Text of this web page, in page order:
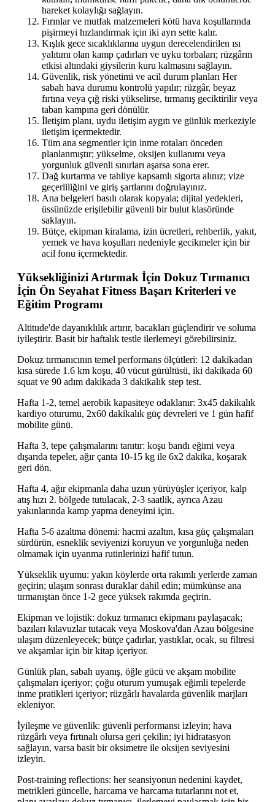
hareket kolaylığı sağlayın.
Fırınlar ve mutfak malzemeleri kötü hava koşullarında
pişirmeyi hızlandırmak için iki ayrı sette kalır.
Kışlık gece sıcaklıklarına uygun derecelendirilen ısı
yalıtımı olan kamp çadırları ve uyku torbaları; rüzgârın
etkisi altındaki giysilerin kuru kalmasını sağlayın.
Güvenlik, risk yönetimi ve acil durum planları Her
sabah hava durumu kontrolü yapılır; rüzgâr, beyaz
fırtına veya çığ riski yükselirse, tırmanış geciktirilir veya
taban kampına geri dönülür.
İletişim planı, uydu iletişim aygıtı ve günlük merkeziyle
iletişim içermektedir.
Tüm ana segmentler için inme rotaları önceden
planlanmıştır; yükselme, oksijen kullanımı veya
yorgunluk güvenli sınırları aşarsa sona erer.
Dağ kurtarma ve tahliye kapsamlı sigorta alınız; vize
geçerliliğini ve giriş şartlarını doğrulayınız.
Ana belgeleri basılı olarak kopyala; dijital yedekleri,
üssünüzde erişilebilir güvenli bir bulut klasöründe
saklayın.
Bütçe, ekipman kiralama, izin ücretleri, rehberlik, yakıt,
yemek ve hava koşulları nedeniyle gecikmeler için bir
acil fonu içermektedir.
Yüksekliğinizi Artırmak İçin Dokuz Tırmanıcı
İçin Ön Seyahat Fitness Başarı Kriterleri ve
Eğitim Programı
Altitude'de dayanıklılık artırır, bacakları güçlendirir ve soluma
iyileştirir. Basit bir haftalık testle ilerlemeyi görebilirsiniz.
Dokuz tırmanıcının temel performans ölçütleri: 12 dakikadan
kısa sürede 1.6 km koşu, 40 vücut gürültüsü, iki dakikada 60
squat ve 90 adım dakikada 3 dakikalık step test.
Hafta 1-2, temel aerobik kapasiteye odaklanır: 3x45 dakikalık
kardiyo oturumu, 2x60 dakikalık güç devreleri ve 1 gün hafif
mobilite günü.
Hafta 3, tepe çalışmalarını tanıtır: koşu bandı eğimi veya
dışarıda tepeler, ağır çanta 10-15 kg ile 6x2 dakika, koşarak
geri dön.
Hafta 4, ağır ekipmanla daha uzun yürüyüşler içeriyor, kalp
atış hızı 2. bölgede tutulacak, 2-3 saatlik, ayrıca Azau
yakınlarında kamp yapma deneyimi için.
Hafta 5-6 azaltma dönemi: hacmi azaltın, kısa güç çalışmaları
sürdürün, esneklik seviyenizi koruyun ve yorgunluğa neden
olmamak için uyanma rutinlerinizi hafif tutun.
Yükseklik uyumu: yakın köylerde orta rakımlı yerlerde zaman
geçirin; ulaşım sonrası duraklar dahil edin; mümkünse ana
tırmanıştan önce 1-2 gece yüksek rakımda geçirin.
Ekipman ve lojistik: dokuz tırmanıcı ekipmanı paylaşacak;
bazıları kılavuzlar tutacak veya Moskova'dan Azau bölgesine
ulaşım düzenleyecek; bütçe çadırlar, yastıklar, ocak, su filtresi
ve akşamlar için bir kitap içeriyor.
Günlük plan, sabah uyanış, öğle gücü ve akşam mobilite
çalışmaları içeriyor; çoğu oturum yumuşak eğimli tepelerde
inme pratikleri içeriyor; rüzgârlı havalarda güvenlik marjları
ekleniyor.
İyileşme ve güvenlik: güvenli performansı izleyin; hava
rüzgârlı veya fırtınalı olursa geri çekilin; iyi hidratasyon
sağlayın, varsa basit bir oksimetre ile oksijen seviyesini
izleyin.
Post-training reflections: her seansiyonun nedenini kaydet,
metrikleri güncelle, harcama ve harcama tutarlarını not et,